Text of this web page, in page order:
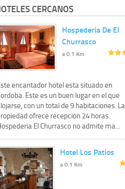
CERCANOS
Hospederia De El
Churrasco
a 0.1 Km
encantador hotel esta situado en
Este es un buen lugar en el que
con un total de 9 habitaciones. La
ofrece recepcion 24 horas.
El Churrasco no admite ma...
Hotel Los Patios
a 0.1 Km